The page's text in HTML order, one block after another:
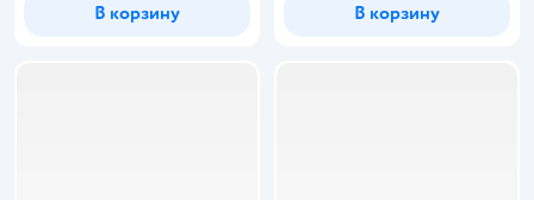
В корзину В корзину